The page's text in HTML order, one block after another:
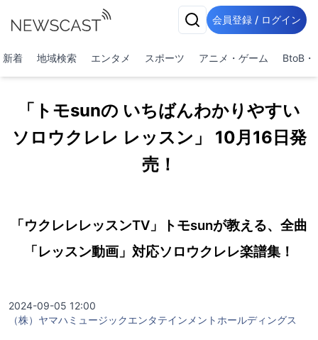
会員登録 / ログイン
新着 地域検索 エンタメ スポーツ アニメ・ゲーム BtoB・
「トモsunの いちばんわかりやすい
ソロウクレレ レッスン」 10月16日発
売！
「ウクレレレッスンTV」トモsunが教える、全曲
「レッスン動画」対応ソロウクレレ楽譜集！
2024-09-05 12:00
（株）ヤマハミュージックエンタテインメントホールディングス